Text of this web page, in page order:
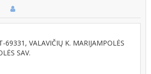
69331, VALAVIČIŲ K. MARIJAMPOLĖS
SAV.